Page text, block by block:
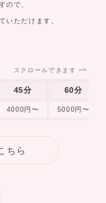
ので、
いただけます。
スクロールできます
45分 60分
4000円〜 5000円〜
ちら